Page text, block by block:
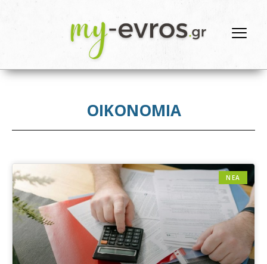
ΟΙΚΟΝΟΜΙΑ
ΝΕΑ